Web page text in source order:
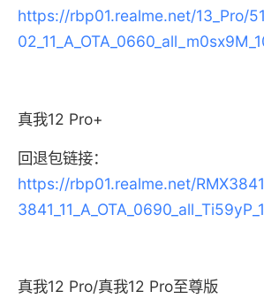
https://rbp01.realme.net/13_Pro/
真我12 Pro+
回退包链接：
https://rbp01.realme.net/
真我12 Pro/真我12 Pro至尊版